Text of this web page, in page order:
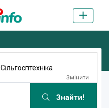
Сільгосптехніка
Змінити
Знайти!